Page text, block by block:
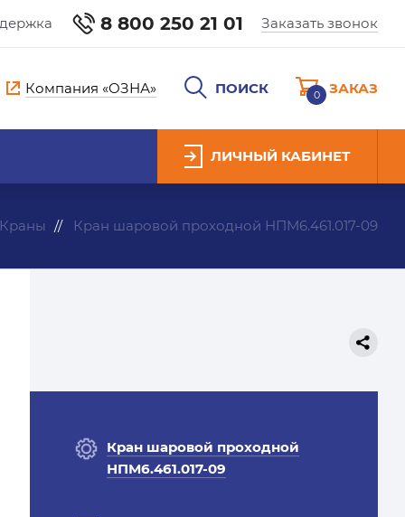
8 800 250 21 01 Заказать звонок
Компания «ОЗНА» ПОИСК 0 ЗАКАЗ
ЛИЧНЫЙ КАБИНЕТ
Краны Кран шаровой проходной НПМ6.461.017-09
Кран шаровой проходной
НПМ6.461.017-09